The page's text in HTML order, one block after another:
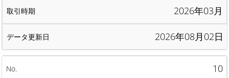
2026年03月
2026年08月02日
10